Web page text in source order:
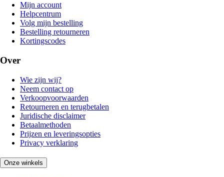
Mijn account
Helpcentrum
Volg mijn bestelling
Bestelling retourneren
Kortingscodes
Over
Wie zijn wij?
Neem contact op
Verkoopvoorwaarden
Retourneren en terugbetalen
Juridische disclaimer
Betaalmethoden
Prijzen en leveringsopties
Privacy verklaring
Onze winkels